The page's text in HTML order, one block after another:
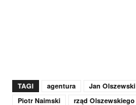
TAGI agentura Jan Olszewski
Piotr Naimski
rząd Olszewskiego